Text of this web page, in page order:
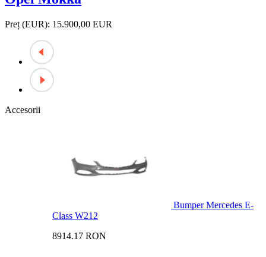
Preț (EUR): 15.900,00 EUR
Accesorii
Bumper Mercedes E-
Class W212
8914.17 RON